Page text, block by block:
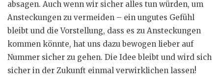
absagen. Auch wenn wir sicher alles tun würden, um
Ansteckungen zu vermeiden – ein ungutes Gefühl
bleibt und die Vorstellung, dass es zu Ansteckungen
kommen könnte, hat uns dazu bewogen lieber auf
Nummer sicher zu gehen. Die Idee bleibt und wird sich
sicher in der Zukunft einmal verwirklichen lassen!